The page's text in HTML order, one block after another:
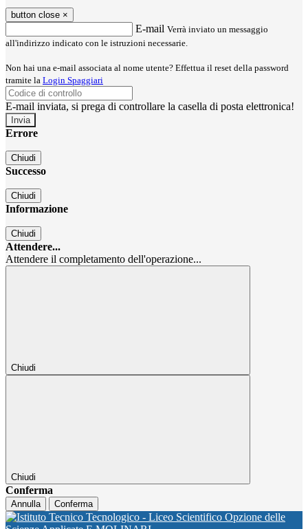
button close ×
E-mail Verrà inviato un messaggio
all'indirizzo indicato con le istruzioni necessarie.
Non hai una e-mail associata al nome utente? Effettua il reset della password
tramite la Login Spaggiari
E-mail inviata, si prega di controllare la casella di posta elettronica!
Errore
Chiudi
Successo
Chiudi
Informazione
Chiudi
Attendere...
Attendere il completamento dell'operazione...
Chiudi
Chiudi
Conferma
Annulla Conferma